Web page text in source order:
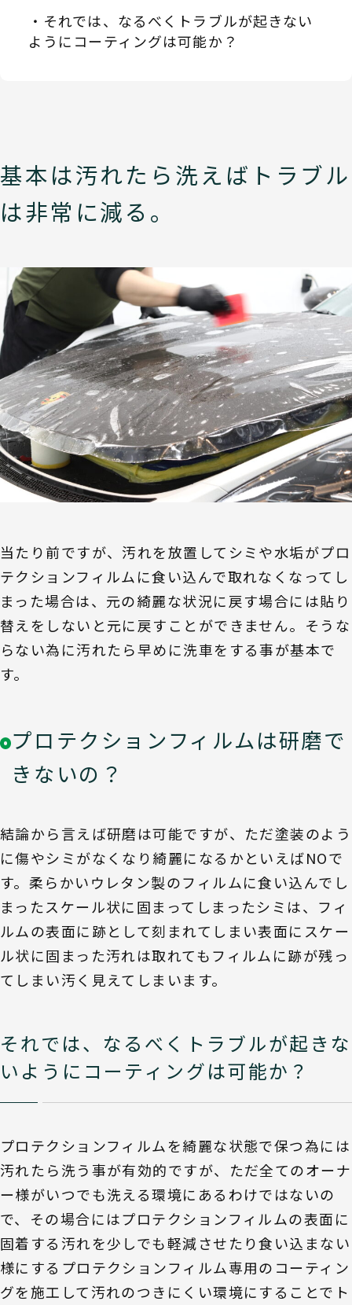
それでは、なるべくトラブルが起きない
ようにコーティングは可能か？
基本は汚れたら洗えばトラブル
は非常に減る。
当たり前ですが、汚れを放置してシミや水垢がプロ
テクションフィルムに食い込んで取れなくなってし
まった場合は、元の綺麗な状況に戻す場合には貼り
替えをしないと元に戻すことができません。そうな
らない為に汚れたら早めに洗車をする事が基本で
す。
プロテクションフィルムは研磨で
きないの？
結論から言えば研磨は可能ですが、ただ塗装のよう
に傷やシミがなくなり綺麗になるかといえばNOで
す。柔らかいウレタン製のフィルムに食い込んでし
まったスケール状に固まってしまったシミは、フィ
ルムの表面に跡として刻まれてしまい表面にスケー
ル状に固まった汚れは取れてもフィルムに跡が残っ
てしまい汚く見えてしまいます。
それでは、なるべくトラブルが起きな
いようにコーティングは可能か？
プロテクションフィルムを綺麗な状態で保つ為には
汚れたら洗う事が有効的ですが、ただ全てのオーナ
ー様がいつでも洗える環境にあるわけではないの
で、その場合にはプロテクションフィルムの表面に
固着する汚れを少しでも軽減させたり食い込まない
様にするプロテクションフィルム専用のコーティン
グを施工して汚れのつきにくい環境にすることでト